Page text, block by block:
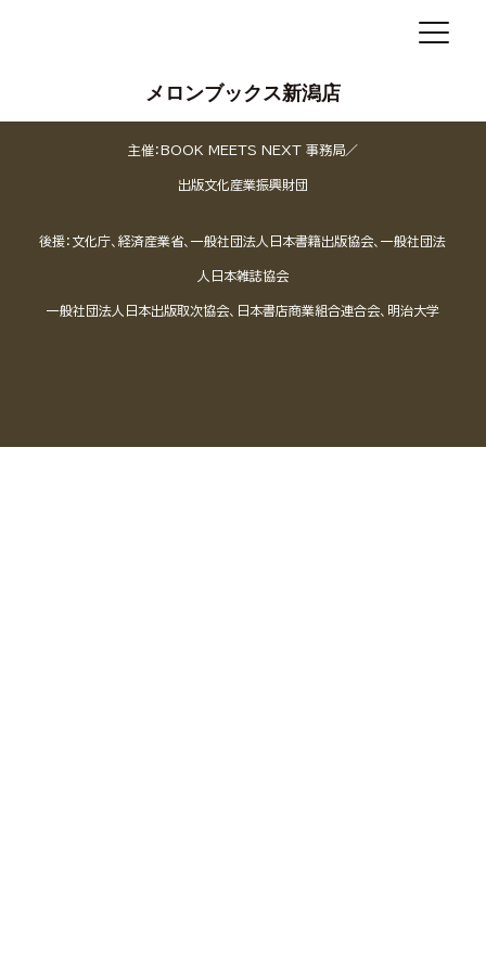
メロンブックス新潟店
主催：BOOK MEETS NEXT 事務局／
出版文化産業振興財団
後援：文化庁、経済産業省、一般社団法人日本書籍出版協会、一般社団法
人日本雑誌協会
一般社団法人日本出版取次協会、日本書店商業組合連合会、明治大学